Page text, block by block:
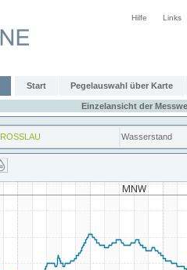
Hilfe Links
Start Pegelauswahl über Karte
Einzelansicht der
ROSSLAU Wasserstand